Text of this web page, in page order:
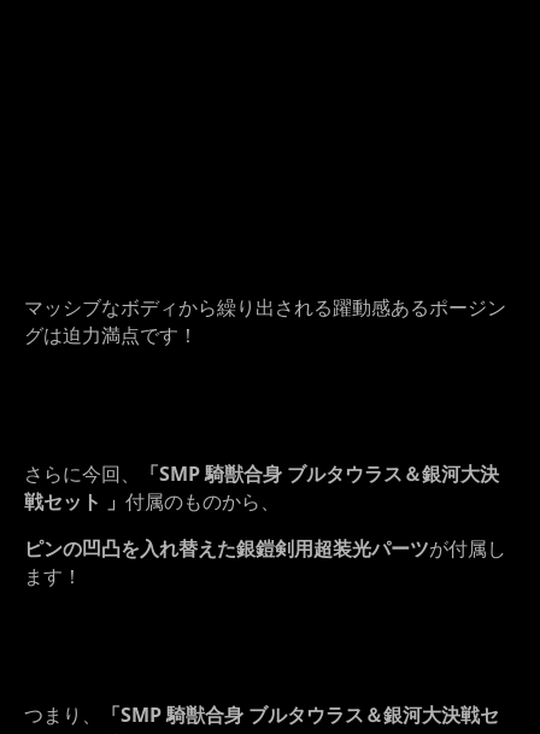
マッシブなボディから繰り出される躍動感あるポージン
グは迫力満点です！
さらに今回、
「SMP 騎獣合身 ブルタウラス＆銀河大決
戦セット 」 付属のものから、
ピンの凹凸を入れ替えた銀鎧剣用超装光パーツが付属し
ます！
つまり、
「SMP 騎獣合身 ブルタウラス＆銀河大決戦セ